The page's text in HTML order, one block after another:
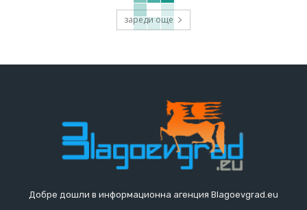
зареди още
Добре дошли в информационна агенция Blagoevgrad.eu